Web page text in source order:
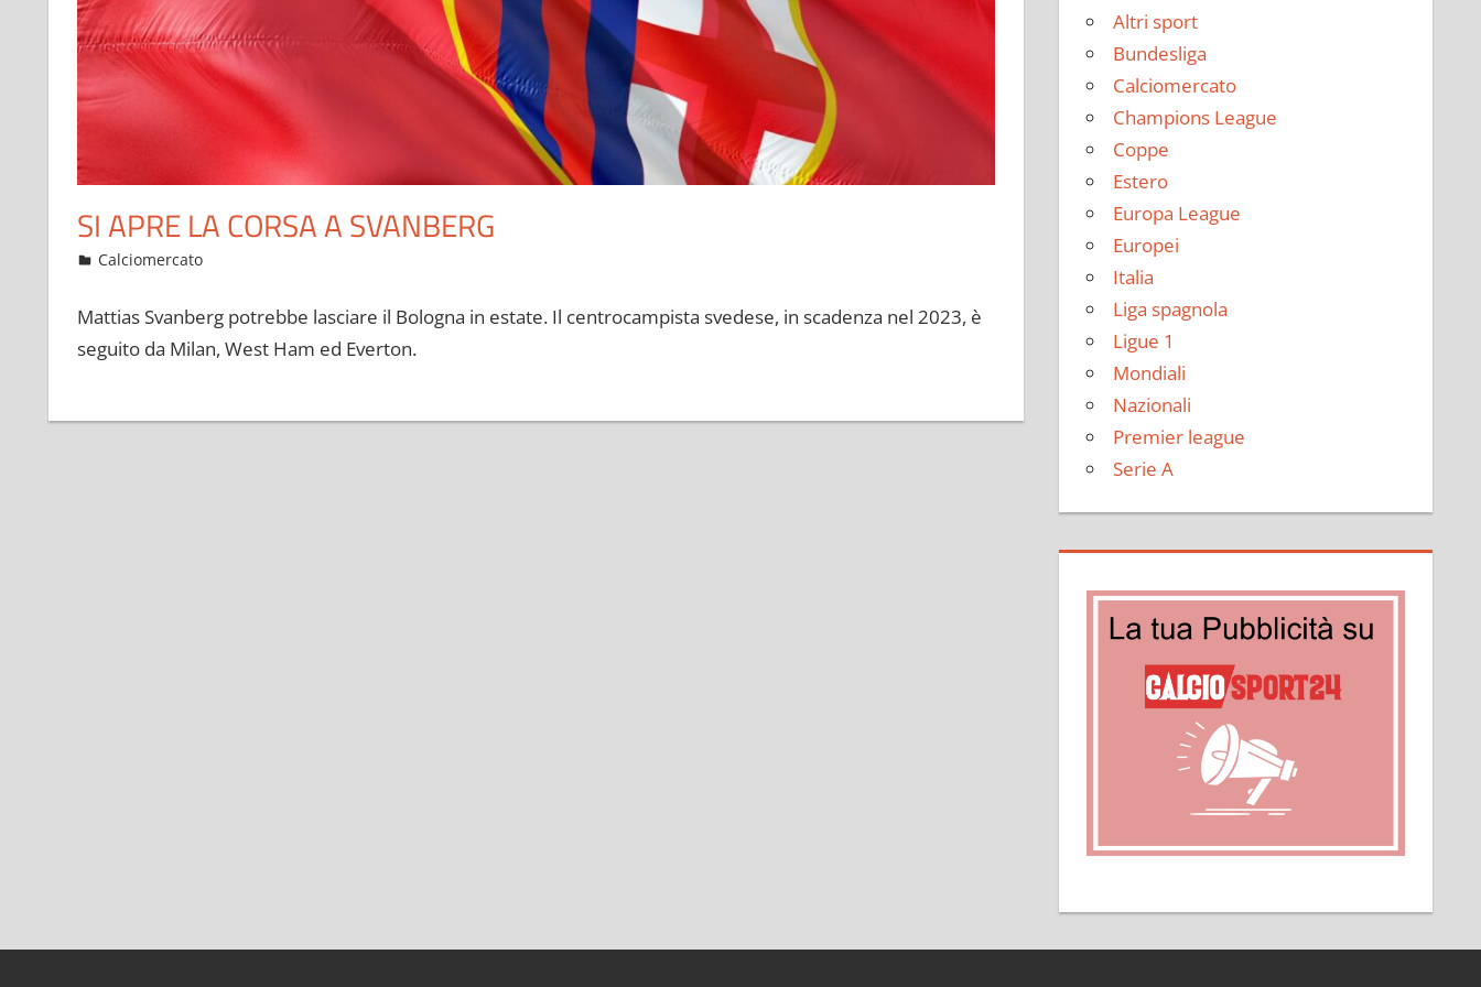
SI APRE LA CORSA A SVANBERG
Aprile 6, 2022
admin
Calciomercato
Mattias Svanberg potrebbe lasciare il Bologna in estate. Il centrocampista svedese, in scadenza nel 2023, è
seguito da Milan, West Ham ed Everton.
Altri sport
Bundesliga
Calciomercato
Champions League
Coppe
Estero
Europa League
Europei
Italia
Liga spagnola
Ligue 1
Mondiali
Nazionali
Premier league
Serie A